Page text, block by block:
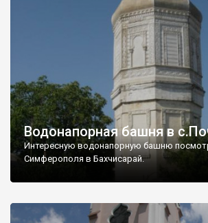
Водонапорная башня в
Интересную водонапорную башню
Симферополя в Бахчисарай.